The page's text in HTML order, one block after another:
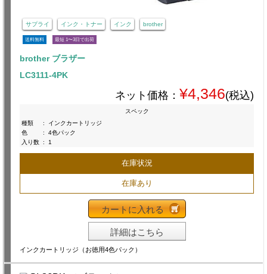
サプライ インク・トナー インク brother
送料無料 最短 1〜3日で出荷
brother ブラザー
LC3111-4PK
ネット価格： ¥4,346(税込)
スペック
種類
:
インクカートリッジ
色
:
4色パック
入り数 : 1
在庫状況
在庫あり
カートに入れる
詳細はこちら
インクカートリッジ（お徳用4色パック）